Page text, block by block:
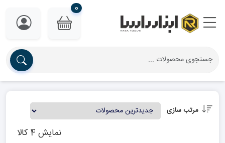
0
مرتب سازی
نمایش 4 کالا